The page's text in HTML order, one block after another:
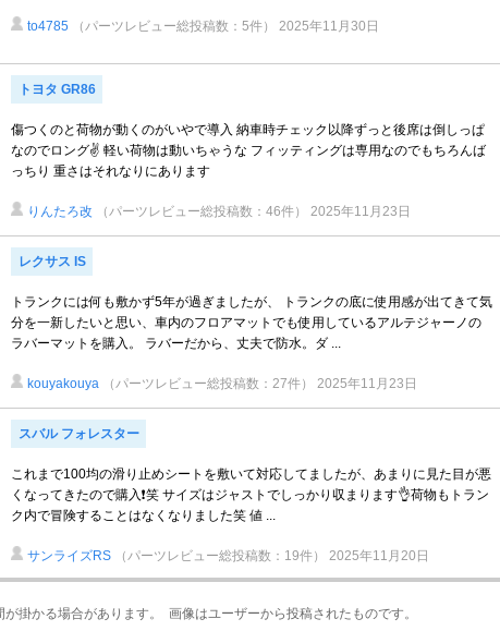
to4785 （パーツレビュー総投稿数：5件） 2025年11月30日
トヨタ GR86
傷つくのと荷物が動くのがいやで導入 納車時チェック以降ずっと後席は倒しっぱ
なのでロング✌️ 軽い荷物は動いちゃうな フィッティングは専用なのでもちろんば
っちり 重さはそれなりにあります
りんたろ改 （パーツレビュー総投稿数：46件） 2025年11月23日
レクサス IS
トランクには何も敷かず5年が過ぎましたが、 トランクの底に使用感が出てきて気
分を一新したいと思い、車内のフロアマットでも使用しているアルテジャーノの
ラバーマットを購入。 ラバーだから、丈夫で防水。ダ ...
kouyakouya （パーツレビュー総投稿数：27件） 2025年11月23日
スバル フォレスター
これまで100均の滑り止めシートを敷いて対応してましたが、あまりに見た目が悪
くなってきたので購入❗️笑 サイズはジャストでしっかり収まります👌荷物もトラン
ク内で冒険することはなくなりました笑 値 ...
サンライズRS （パーツレビュー総投稿数：19件） 2025年11月20日
掛かる場合があります。 画像はユーザーから投稿されたものです。